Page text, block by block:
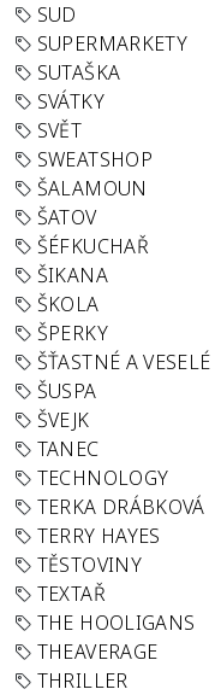
SUD
SUPERMARKETY
SUTAŠKA
SVÁTKY
SVĚT
SWEATSHOP
ŠALAMOUN
ŠATOV
ŠÉFKUCHAŘ
ŠIKANA
ŠKOLA
ŠPERKY
ŠŤASTNÉ A VESELÉ
ŠUSPA
ŠVEJK
TANEC
TECHNOLOGY
TERKA DRÁBKOVÁ
TERRY HAYES
TĚSTOVINY
TEXTAŘ
THE HOOLIGANS
THEAVERAGE
THRILLER